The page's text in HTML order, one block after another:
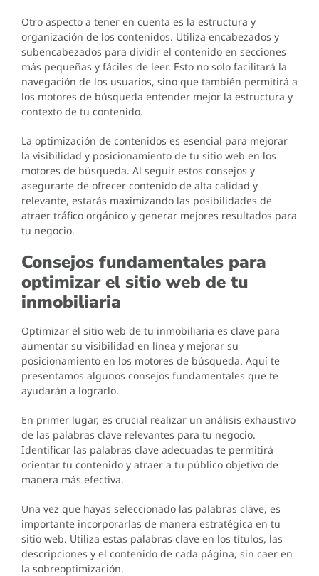
Otro aspecto a tener en cuenta es la estructura y
organización de los contenidos. Utiliza encabezados y
subencabezados para dividir el contenido en secciones
más pequeñas y fáciles de leer. Esto no solo facilitará la
navegación de los usuarios, sino que también permitirá a
los motores de búsqueda entender mejor la estructura y
contexto de tu contenido.
La optimización de contenidos es esencial para mejorar
la visibilidad y posicionamiento de tu sitio web en los
motores de búsqueda. Al seguir estos consejos y
asegurarte de ofrecer contenido de alta calidad y
relevante, estarás maximizando las posibilidades de
atraer tráfico orgánico y generar mejores resultados para
tu negocio.
Consejos fundamentales para
optimizar el sitio web de tu
inmobiliaria
Optimizar el sitio web de tu inmobiliaria es clave para
aumentar su visibilidad en línea y mejorar su
posicionamiento en los motores de búsqueda. Aquí te
presentamos algunos consejos fundamentales que te
ayudarán a lograrlo.
En primer lugar, es crucial realizar un análisis exhaustivo
de las palabras clave relevantes para tu negocio.
Identificar las palabras clave adecuadas te permitirá
orientar tu contenido y atraer a tu público objetivo de
manera más efectiva.
Una vez que hayas seleccionado las palabras clave, es
importante incorporarlas de manera estratégica en tu
sitio web. Utiliza estas palabras clave en los títulos, las
descripciones y el contenido de cada página, sin caer en
la sobreoptimización.